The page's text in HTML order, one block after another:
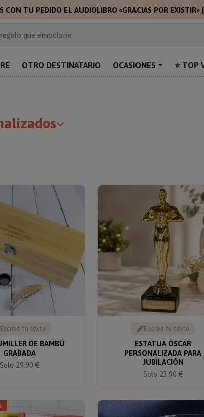
🎁 GRATIS C 🎁
que emocione
para sorprender
OTRO DESTINATARIO OCASIONES ⭐ TOP
Escribe tu texto
DE BAMBÚ
GRABADA
Solo 29.90 €
Escribe tu texto
ESTATUA ÓSCAR
PERSONALIZADA PARA
JUBILACIÓN
Solo 23.90 €